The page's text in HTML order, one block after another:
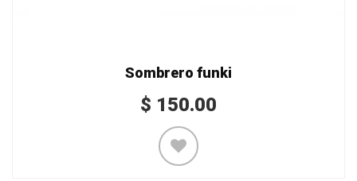
Sombrero funki
$ 150.00